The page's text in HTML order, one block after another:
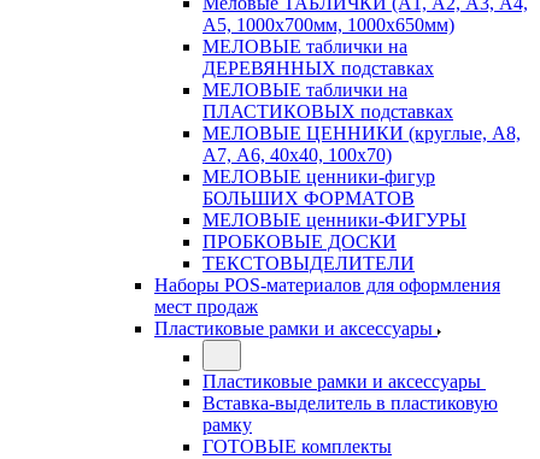
А5, 1000х700мм, 1000х650мм)
МЕЛОВЫЕ таблички на
ДЕРЕВЯННЫХ подставках
МЕЛОВЫЕ таблички на
ПЛАСТИКОВЫХ подставках
МЕЛОВЫЕ ЦЕННИКИ (круглые, А8,
А7, А6, 40х40, 100х70)
МЕЛОВЫЕ ценники-фигур
БОЛЬШИХ ФОРМАТОВ
МЕЛОВЫЕ ценники-ФИГУРЫ
ПРОБКОВЫЕ ДОСКИ
ТЕКСТОВЫДЕЛИТЕЛИ
Наборы POS-материалов для оформления
мест продаж
Пластиковые рамки и аксессуары
Пластиковые рамки и аксессуары
Вставка-выделитель в пластиковую
рамку
ГОТОВЫЕ комплекты